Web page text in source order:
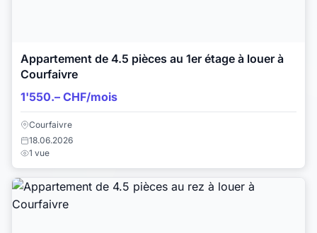
Appartement de 4.5 pièces au 1er étage à louer à
Courfaivre
1'550.– CHF/mois
Courfaivre
18.06.2026
1 vue